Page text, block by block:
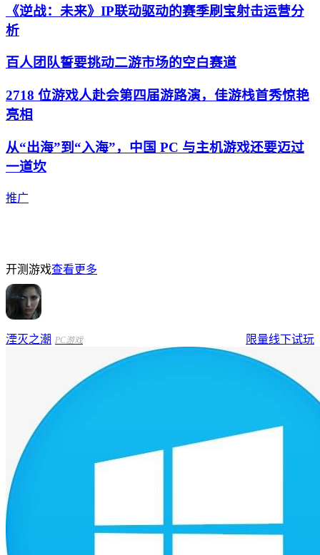
《逆战：未来》IP联动驱动的赛季刷宝射击运营分
析
百人团队誓要挑动二游市场的空白赛道
2718 位游戏人赴会第四届游路演，佳游栈首秀惊艳
亮相
从“出海”到“入海”，中国 PC 与主机游戏还要迈过
一道坎
推广
开测游戏查看更多
湮灭之潮 PC游戏 限量线下试玩